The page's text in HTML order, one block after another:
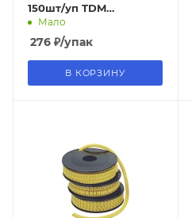
150шт/уп TDM
(10/120уп)
Мало
276 ₽/упак
В КОРЗИНУ